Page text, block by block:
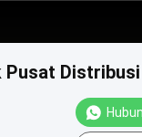
Pusat